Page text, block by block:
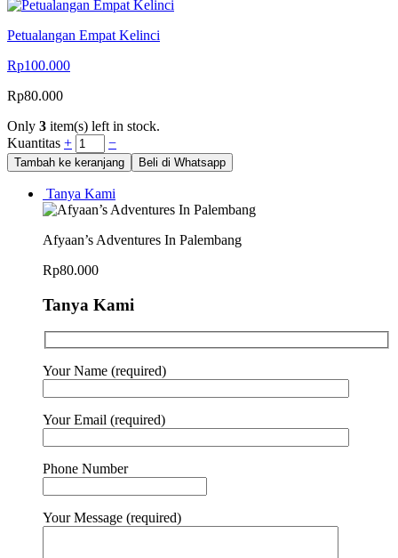
Petualangan Empat Kelinci
Rp100.000
Rp80.000
Only 3 item(s) left in stock.
Kuantitas + −
Tambah ke keranjang Beli di Whatsapp
Tanya Kami
Afyaan’s Adventures In Palembang
Rp80.000
Tanya Kami
Your Name (required)
Your Email (required)
Phone Number
Your Message (required)